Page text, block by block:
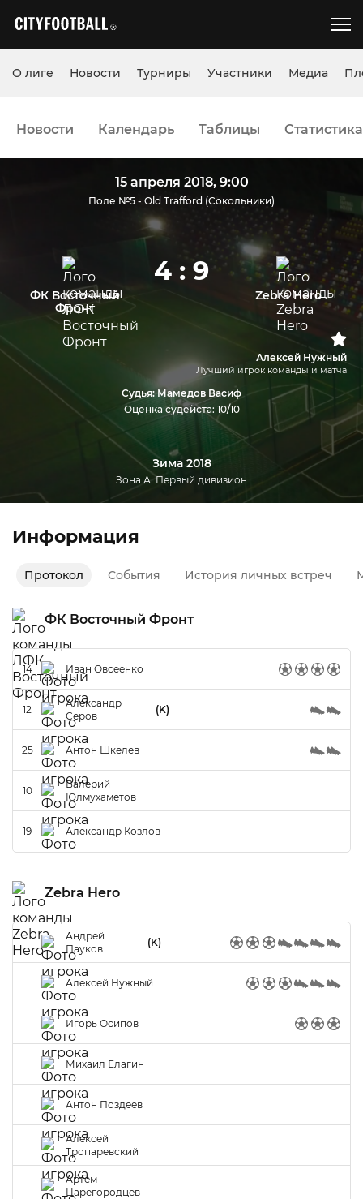
О лиге Новости Турниры Участники Медиа
Новости Календарь Таблицы Статистика
15 апреля 2018, 9:00
Поле №5 - Old Trafford (Сокольники)
ФК Восточный
Фронт
4 : 9
Zebra Hero
Алексей Нужный
Лучший игрок команды и матча
Судья: Мамедов Васиф
Оценка судейста: 10/10
Зима 2018
Зона А. Первый дивизион
Информация
Протокол События История личных встреч
ФК Восточный Фронт
14 Иван Овсеенко
12
Александр
Серов
(K)
25 Антон Шкелев
10
Валерий
Юлмухаметов
19 Александр Козлов
Zebra Hero
Андрей
Пауков
(K)
Алексей Нужный
Игорь Осипов
Михаил Елагин
Антон Поздеев
Алексей
Тропаревский
Артем
Царегородцев